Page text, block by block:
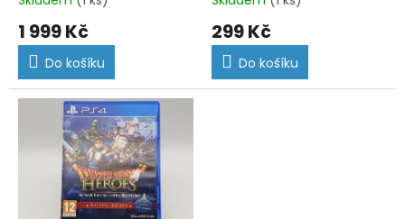
1 999 Kč
Do košíku
299 Kč
Do košíku